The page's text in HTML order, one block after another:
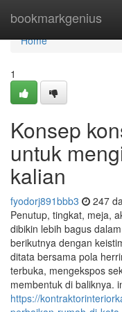
bookmarkgenius
Home
Home
1
Konsep
untuk
kalian
fyodorj891bbb3 247
Penutup, tingkat, meja,
dibikin lebih bagus
berikutnya dengan
ditata bersama pola
terbuka, mengekspos
membentuk di baliknya.
https://